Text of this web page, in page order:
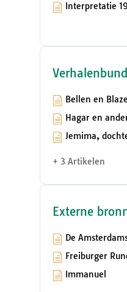
Interpretatie
Bellen en
Hagar en
Jemima,
+ 3 Artikelen
Externe
De
Freiburger
Immanuel